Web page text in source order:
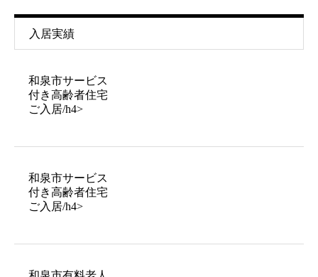
入居実績
和泉市サービス
付き高齢者住宅
ご入居/h4>
和泉市サービス
付き高齢者住宅
ご入居/h4>